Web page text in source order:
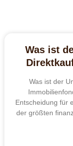
Was ist
Was ist der
Entscheidung für
der größten